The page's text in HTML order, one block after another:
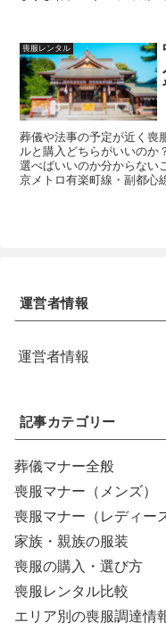
喪服レンタル
葬儀や法事の予定が近く喪
ルと購入どちらがいいのか
選べばいいのか分からない
京メトロ有楽町線・副都心
運営者情報
運営者情報
記事カテゴリー
葬儀マナー全般
喪服マナー（メンズ）
喪服マナー（レディー
家族・親族の服装
喪服の購入・選び方
喪服レンタル比較
エリア別の喪服調達情